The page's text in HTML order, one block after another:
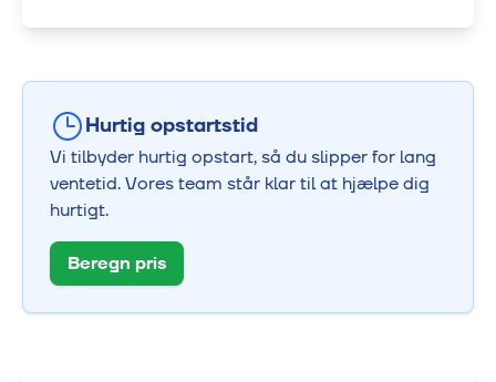
Hurtig opstartstid
Vi tilbyder hurtig opstart, så du slipper for lang
ventetid. Vores team står klar til at hjælpe dig
hurtigt.
Beregn pris